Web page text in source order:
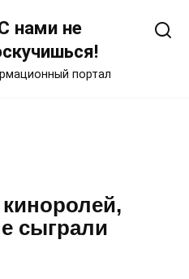
нами не
портал
сыграли